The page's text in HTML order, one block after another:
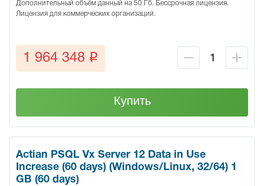
Дополнительный объём данный на 50 Гб. Бессрочная лицензия.
Лицензия для коммерческих организаций.
1 964 348 q
Купить
Actian PSQL Vx Server 12 Data in Use
Increase (60 days) (Windows/Linux, 32/64) 1
GB (60 days)